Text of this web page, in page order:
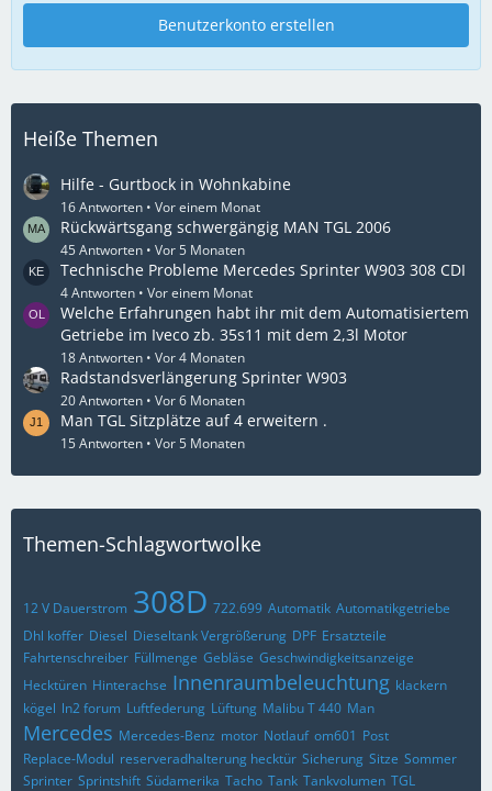
Benutzerkonto erstellen
Heiße Themen
Hilfe - Gurtbock in Wohnkabine
16 Antworten Vor einem Monat
Rückwärtsgang schwergängig MAN TGL 2006
45 Antworten Vor 5 Monaten
Technische Probleme Mercedes Sprinter W903 308 CDI
4 Antworten Vor einem Monat
Welche Erfahrungen habt ihr mit dem Automatisiertem
Getriebe im Iveco zb. 35s11 mit dem 2,3l Motor
18 Antworten Vor 4 Monaten
Radstandsverlängerung Sprinter W903
20 Antworten Vor 6 Monaten
Man TGL Sitzplätze auf 4 erweitern .
15 Antworten Vor 5 Monaten
Themen-Schlagwortwolke
12 V Dauerstrom 308D 722.699 Automatik Automatikgetriebe
Dhl koffer Diesel Dieseltank Vergrößerung DPF Ersatzteile
Fahrtenschreiber Füllmenge Gebläse Geschwindigkeitsanzeige
Hecktüren Hinterachse Innenraumbeleuchtung klackern
kögel ln2 forum Luftfederung Lüftung Malibu T 440 Man
Mercedes Mercedes-Benz motor Notlauf om601 Post
Replace-Modul reserveradhalterung hecktür Sicherung Sitze Sommer
Sprinter Sprintshift Südamerika Tacho Tank Tankvolumen TGL